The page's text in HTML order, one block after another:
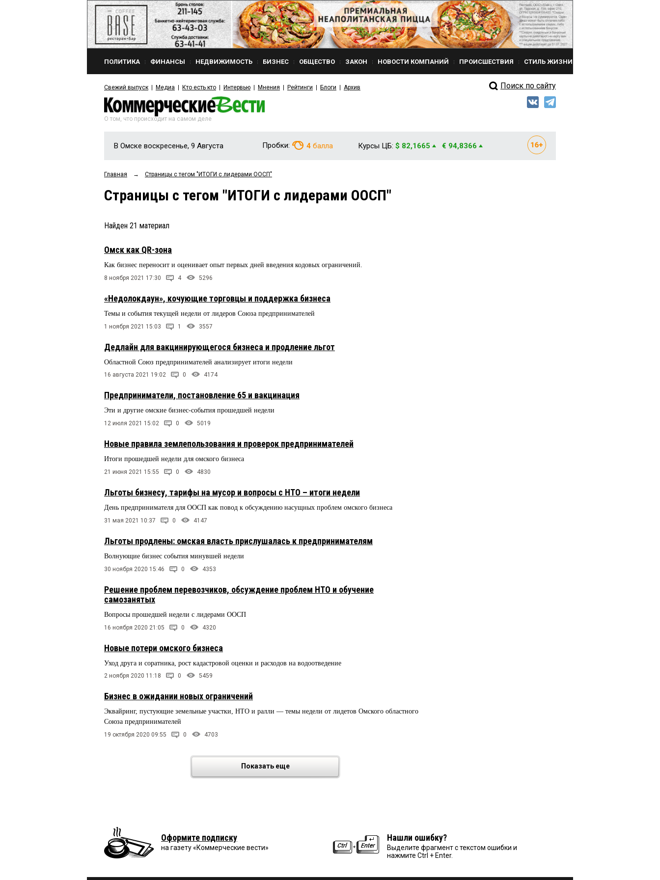
ПОЛИТИКА ФИНАНСЫ НЕДВИЖИМОСТЬ БИЗНЕС ОБЩЕСТВО ЗАКОН НОВОСТИ КОМПАНИЙ ПРОИСШЕСТВИЯ СТИЛЬ ЖИЗНИ
Свежий выпуск Медиа Кто есть кто Интервью Мнения Рейтинги Блоги Архив Поиск по сайту
О том, что происходит на самом деле
В Омске воскресенье, 9 Августа Пробки: 4 балла Курсы ЦБ: $ 82,1665 € 94,8366
Главная → Страницы c тегом "ИТОГИ с лидерами ООСП"
Страницы c тегом "ИТОГИ с лидерами ООСП"
Найден 21 материал
Омск как QR-зона
Как бизнес переносит и оценивает опыт первых дней введения кодовых ограничений.
8 ноября 2021 17:30 4 5296
«Недолокдаун», кочующие торговцы и поддержка бизнеса
Темы и события текущей недели от лидеров Союза предпринимателей
1 ноября 2021 15:03 1 3557
Дедлайн для вакцинирующегося бизнеса и продление льгот
Областной Союз предпринимателей анализирует итоги недели
16 августа 2021 19:02 0 4174
Предприниматели, постановление 65 и вакцинация
Эти и другие омские бизнес-события прошедшей недели
12 июля 2021 15:02 0 5019
Новые правила землепользования и проверок предпринимателей
Итоги прошедшей недели для омского бизнеса
21 июня 2021 15:55 0 4830
Льготы бизнесу, тарифы на мусор и вопросы с НТО – итоги недели
День предпринимателя для ООСП как повод к обсуждению насущных проблем омского бизнеса
31 мая 2021 10:37 0 4147
Льготы продлены: омская власть прислушалась к предпринимателям
Волнующие бизнес события минувшей недели
30 ноября 2020 15:46 0 4353
Решение проблем перевозчиков, обсуждение проблем НТО и обучение
самозанятых
Вопросы прошедшей недели с лидерами ООСП
16 ноября 2020 21:05 0 4320
Новые потери омского бизнеса
Уход друга и соратника, рост кадастровой оценки и расходов на водоотведение
2 ноября 2020 11:18 0 5459
Бизнес в ожидании новых ограничений
Эквайринг, пустующие земельные участки, НТО и ралли — темы недели от лидетов Омского областного
Союза предпринимателей
19 октября 2020 09:55 0 4703
Показать еще
Оформите подписку
на газету «Коммерческие вести»
Нашли ошибку?
Выделите фрагмент с текстом ошибки и
нажмите Ctrl + Enter.